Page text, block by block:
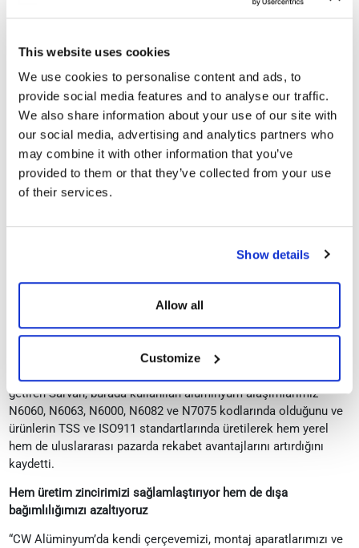
This website uses cookies
We use cookies to personalise content and ads, to
provide social media features and to analyse our traffic.
We also share information about your use of our site with
our social media, advertising and analytics partners who
may combine it with other information that you’ve
provided to them or that they’ve collected from your use
of their services.
Show details
Allow all
Customize
üretim kapasitesine sahip olduğunu kaydetti. Sarvan, “Bu tesis
yerlilik oranına ulaşmak ve bağımsızlığımızı sağlamak amacıyla
kuruldu. Artık kendi çerçevelerimizi, montaj aparatlarımızı ve
diğer alüminyum bileşenlerimizi kendimiz üretiyoruz. Güneş
panellerimizin çerçeveleri, tutucu klempleri, montaj aparatları,
kiremit ve trapez çatılar için altyapı malzemeleri bu tesiste
üretiliyor. Böylece güneş enerji santrallerine eksiksiz ve entegre
bir ürün sunacağız. Tam otomasyon sistemine sahip üretim
paketlenene kadar insan eli değmeden işleniyor. Bu kalite ve
enerji sektörünün gelişimine katkı sağlamayı, yerli üretim
Antalya’mıza, ülkemize ve yenilenebilir enerji sektörüne hayırlı
olmasını temenni ediyoruz” diye konuştu.
CW Enerji’nin ihtiyacının önemli bir bölümünü karşılayacak olan
getiren Sarvan, burada kullanılan alüminyum alaşımlarımız
N6060, N6063, N6000, N6082 ve N7075 kodlarında olduğunu ve
ürünlerin TSS ve ISO911 standartlarında üretilerek hem yerel
hem de uluslararası pazarda rekabet avantajlarını artırdığını
kaydetti.
Hem üretim zincirimizi sağlamlaştırıyor hem de dışa
bağımlılığımızı azaltıyoruz
“CW Alüminyum’da kendi çerçevemizi, montaj aparatlarımızı ve